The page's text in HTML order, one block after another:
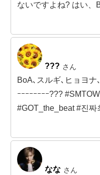
ないですよね? はい、
??? さん
BoA､スルギ､ヒョヨ
ｰｰｰｰｰｰｰｰ???
#GOT_the_beat #진짜
なな さん